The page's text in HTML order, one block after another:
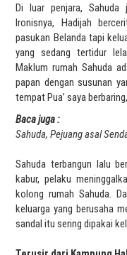
Di luar penjara, Sahuda
Ironisnya, Hadijah
pasukan Belanda tapi
yang sedang tertidur
Maklum rumah Sahuda
papan dengan susunan
tempat Pua’ saya
Baca juga :
Sahuda, Pejuang asal
Sahuda terbangun lalu
kabur, pelaku
kolong rumah Sahuda.
keluarga yang berusaha
sandal itu sering dipakai